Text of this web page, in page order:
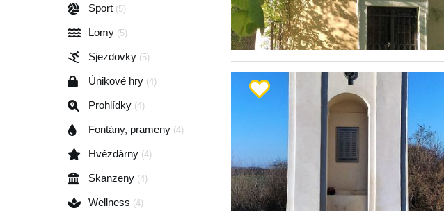
Sport (5)
Lomy (5)
Sjezdovky (5)
Únikové hry (4)
Prohlídky (4)
Fontány, prameny (4)
Hvězdárny (4)
Skanzeny (4)
Wellness (4)